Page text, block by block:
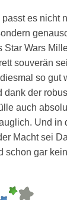
es nicht
Star Wars
souverän
so gut
dank der
auch
Und in
Macht sei
schon gar